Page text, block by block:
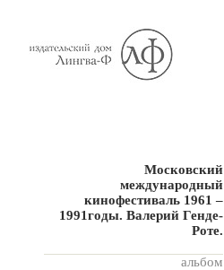
Московский
международный
кинофестиваль 1961 –
1991годы. Валерий Генде-
Роте.
альбом